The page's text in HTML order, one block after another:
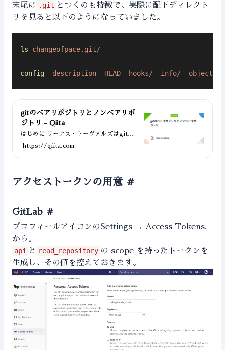
末尾に .git とつくのも特徴で、実際に配下ディレクト
リを見ると以下のようになっていました。
ls changeofpace.git/
config
  description
  HEAD
  hooks/
  info/
  objects/
gitのベアリポジトリとノンベアリポ
ジトリ - Qiita
はじめに リーナス・トーヴァルズはgitを
10日間で作ったとか、神はいるんだねえ。
開発用Macでコーディング、その後サーバ
にpushして…という僕のような開発スタ
アント(Mac)対...
https://qiita.com
アクセストークンの用意 #
GitLab #
プロフィールアイコンのSettings → Access Tokens.
から。
api
と read_repository の scope を持ったトークンを
生成し、その値を控えておきます。